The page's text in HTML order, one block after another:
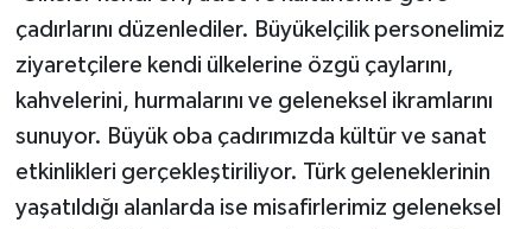
çadırlarını düzenlediler. Büyükelçilik personelimiz
ziyaretçilere kendi ülkelerine özgü çaylarını,
kahvelerini, hurmalarını ve geleneksel ikramlarını
sunuyor. Büyük oba çadırımızda kültür ve sanat
etkinlikleri gerçekleştiriliyor. Türk geleneklerinin
yaşatıldığı alanlarda ise misafirlerimiz geleneksel